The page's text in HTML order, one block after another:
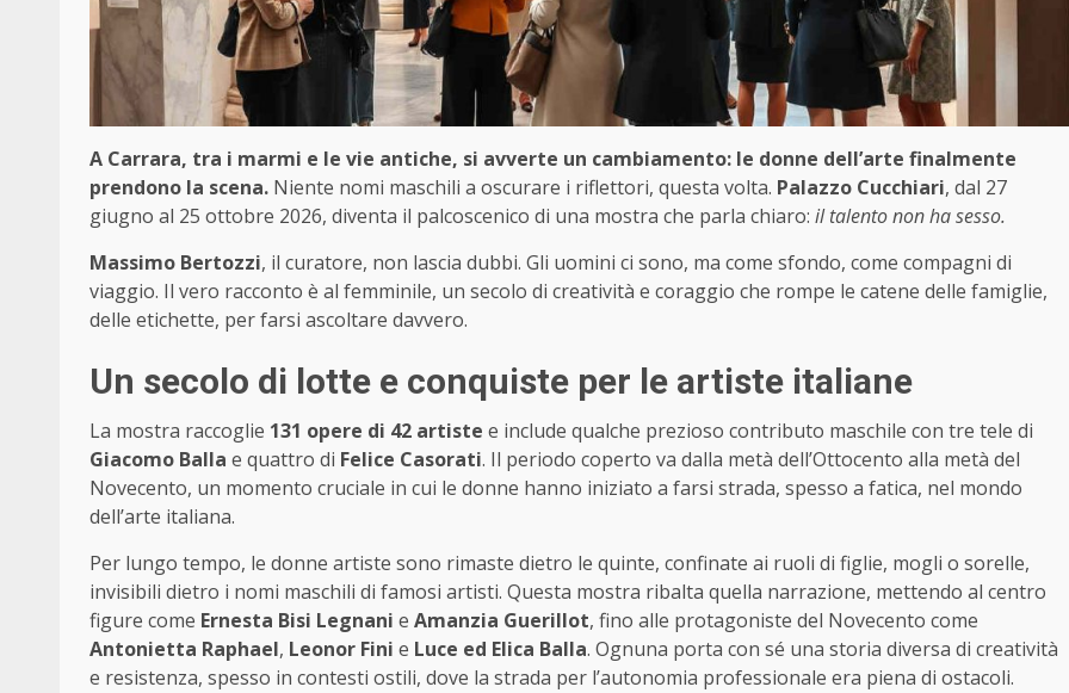
A Carrara, tra i marmi e le vie antiche, si avverte un cambiamento: le donne dell’arte finalmente
prendono la scena. Niente nomi maschili a oscurare i riflettori, questa volta. Palazzo Cucchiari, dal 27
giugno al 25 ottobre 2026, diventa il palcoscenico di una mostra che parla chiaro: il talento non ha sesso.
Massimo Bertozzi, il curatore, non lascia dubbi. Gli uomini ci sono, ma come sfondo, come compagni di
viaggio. Il vero racconto è al femminile, un secolo di creatività e coraggio che rompe le catene delle famiglie,
delle etichette, per farsi ascoltare davvero.
Un secolo di lotte e conquiste per le artiste italiane
La mostra raccoglie 131 opere di 42 artiste e include qualche prezioso contributo maschile con tre tele di
Giacomo Balla e quattro di Felice Casorati. Il periodo coperto va dalla metà dell’Ottocento alla metà del
Novecento, un momento cruciale in cui le donne hanno iniziato a farsi strada, spesso a fatica, nel mondo
dell’arte italiana.
Per lungo tempo, le donne artiste sono rimaste dietro le quinte, confinate ai ruoli di figlie, mogli o sorelle,
invisibili dietro i nomi maschili di famosi artisti. Questa mostra ribalta quella narrazione, mettendo al centro
figure come Ernesta Bisi Legnani e Amanzia Guerillot, fino alle protagoniste del Novecento come
Antonietta Raphael, Leonor Fini e Luce ed Elica Balla. Ognuna porta con sé una storia diversa di creatività
e resistenza, spesso in contesti ostili, dove la strada per l’autonomia professionale era piena di ostacoli.